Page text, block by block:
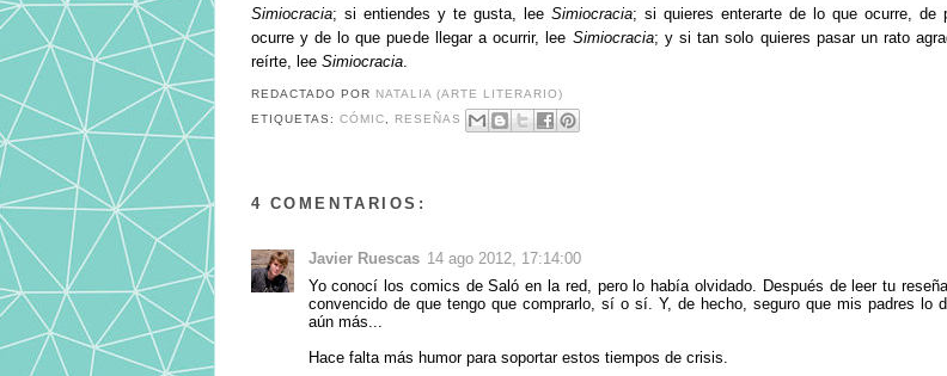
Simiocracia; si entiendes y te gusta, lee Simiocracia; si quieres enterarte de lo que ocurre, de
ocurre y de lo que puede llegar a ocurrir, lee Simiocracia; y si tan solo quieres pasar un rato
reírte, lee Simiocracia.
REDACTADO POR NATALIA (ARTE LITERARIO)
ETIQUETAS: CÓMIC RESEÑAS
4 COMENTARIOS:
Javier Ruescas 14 ago 2012, 17:14:00
Yo conocí los comics de Saló en la red, pero lo había olvidado. Después de leer tu
convencido de que tengo que comprarlo, sí o sí. Y, de hecho, seguro que mis padres lo
aún más...
Hace falta más humor para soportar estos tiempos de crisis.